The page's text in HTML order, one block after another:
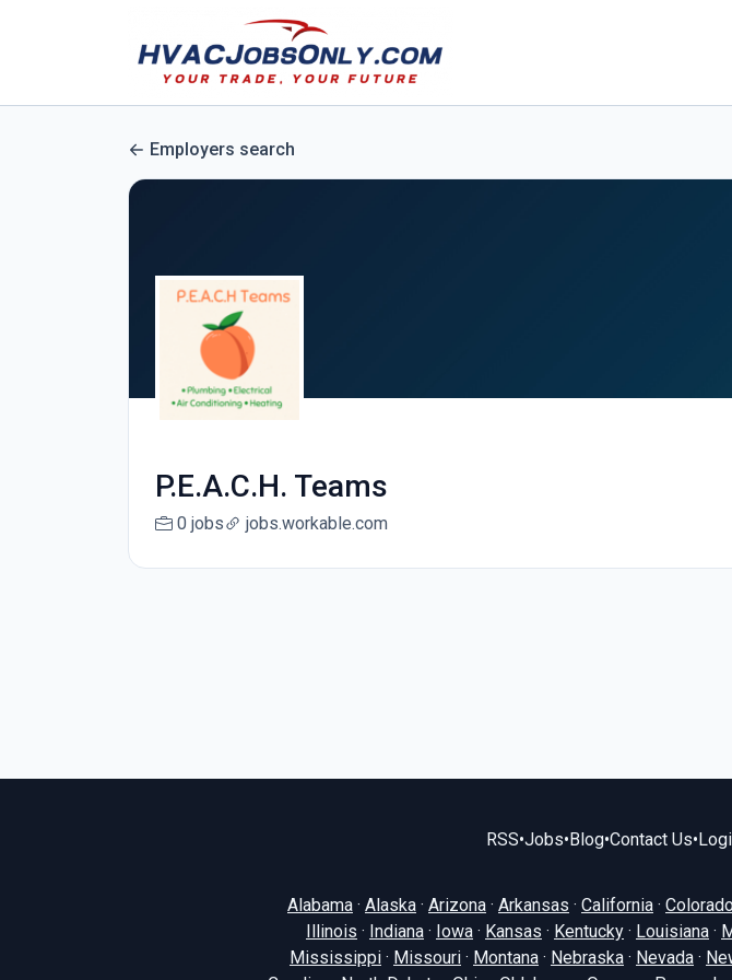
Employers search
P.E.A.C.H. Teams
0 jobs jobs.workable.com
RSS•Jobs•Blog•Contact Us•
Alabama · Alaska · Arizona · Arkansas · California ·
Illinois · Indiana · Iowa · Kansas · Kentucky · Louisiana ·
Mississippi · Missouri · Montana · Nebraska · Nevada ·